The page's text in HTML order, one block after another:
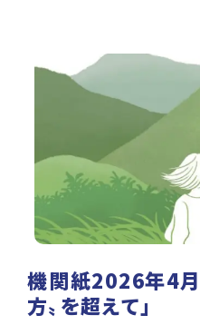
機関紙2026年4月
方〟を超えて」